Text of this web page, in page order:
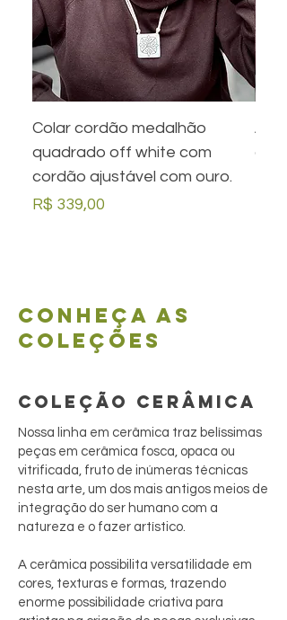
Colar cordão medalhão
quadrado off white com
cordão ajustável com ouro.
Preço
R$ 339,00
Conheça as
coleções
COLEÇÃO CERÂMICA
Nossa linha em cerâmica traz belíssimas
peças em cerâmica fosca, opaca ou
vitrificada, fruto de inúmeras técnicas
nesta arte, um dos mais antigos meios de
integração do ser humano com a
natureza e o fazer artístico.
A cerâmica possibilita versatilidade em
cores, texturas e formas, trazendo
enorme possibilidade criativa para